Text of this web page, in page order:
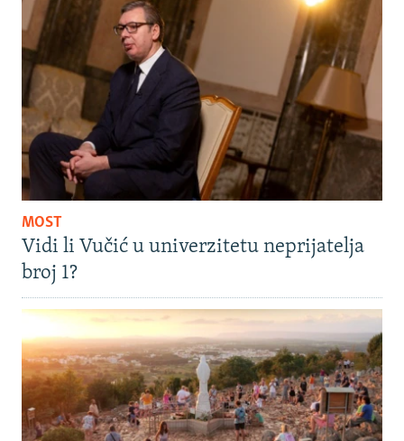
MOST
Vidi li Vučić u univerzitetu neprijatelja
broj 1?